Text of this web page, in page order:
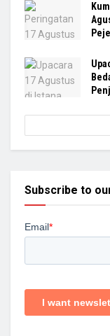
Subscribe to